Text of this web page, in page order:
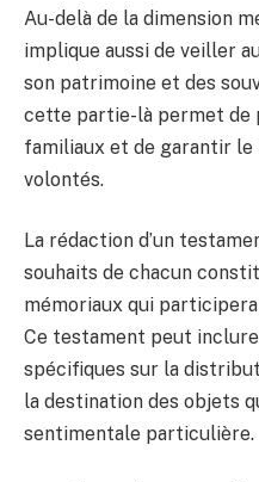
Au-delà de la dimension
implique aussi de veiller
son patrimoine et des
cette partie-là permet de
familiaux et de garantir
volontés.
La rédaction d’un
souhaits de chacun
mémoriaux qui
Ce testament peut
spécifiques sur la
la destination des objets
sentimentale particulière.